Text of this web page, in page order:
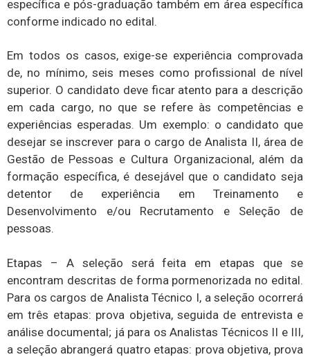
específica e pós-graduação também em área específica
conforme indicado no edital.
Em todos os casos, exige-se experiência comprovada
de, no mínimo, seis meses como profissional de nível
superior. O candidato deve ficar atento para a descrição
em cada cargo, no que se refere às competências e
experiências esperadas. Um exemplo: o candidato que
desejar se inscrever para o cargo de Analista II, área de
Gestão de Pessoas e Cultura Organizacional, além da
formação específica, é desejável que o candidato seja
detentor de experiência em Treinamento e
Desenvolvimento e/ou Recrutamento e Seleção de
pessoas.
Etapas – A seleção será feita em etapas que se
encontram descritas de forma pormenorizada no edital.
Para os cargos de Analista Técnico I, a seleção ocorrerá
em três etapas: prova objetiva, seguida de entrevista e
análise documental; já para os Analistas Técnicos II e III,
a seleção abrangerá quatro etapas: prova objetiva, prova